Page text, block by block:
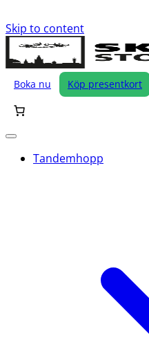
Skip to content
Boka nu Köp presentkort
Tandemhopp